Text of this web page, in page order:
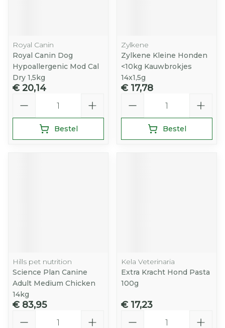
Royal Canin
Royal Canin Dog
Hypoallergenic Mod Cal
Dry 1,5kg
€ 20,14
Bestel
Zylkene
Zylkene Kleine Honden
<10kg Kauwbrokjes
14x1,5g
€ 17,78
Bestel
Hills pet nutrition
Science Plan Canine
Adult Medium Chicken
14kg
€ 83,95
Kela Veterinaria
Extra Kracht Hond Pasta
100g
€ 17,23